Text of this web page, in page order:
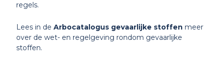
regels.
Lees in de Arbocatalogus gevaarlijke stoffen meer
over de wet- en regelgeving rondom gevaarlijke
stoffen.